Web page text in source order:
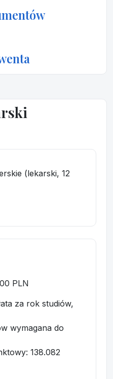
(lekarski, 12
PLN
za rok studiów,
wymagana do
: 138.082